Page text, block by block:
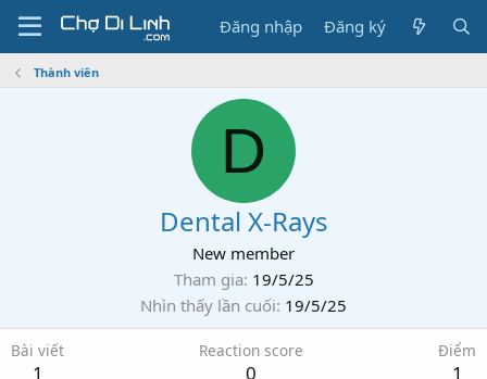
Đăng nhập Đăng ký
Thành viên
D
Dental X-Rays
New member
Tham gia 19/5/25
Nhìn thấy lần cuối 19/5/25
Bài viết
1
Reaction score
0
Điểm
1